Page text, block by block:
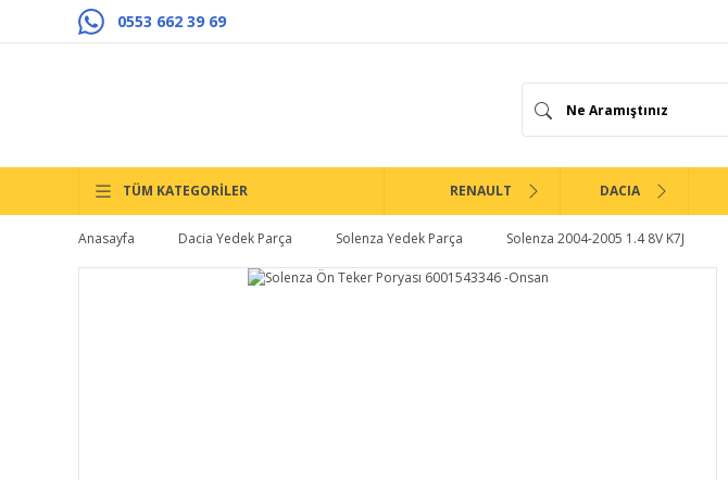
0553 662 39 69
TÜM KATEGORİLER RENAULT DACIA
Anasayfa Dacia Yedek Parça Solenza Yedek Parça Solenza 2004-2005 1.4 8V K7J